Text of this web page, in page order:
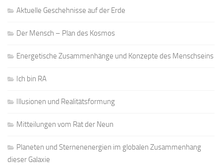
Aktuelle Geschehnisse auf der Erde
Der Mensch – Plan des Kosmos
Energetische Zusammenhänge und Konzepte des Menschseins
Ich bin RA
Illusionen und Realitätsformung
Mitteilungen vom Rat der Neun
Planeten und Sternenenergien im globalen Zusammenhang
dieser Galaxie